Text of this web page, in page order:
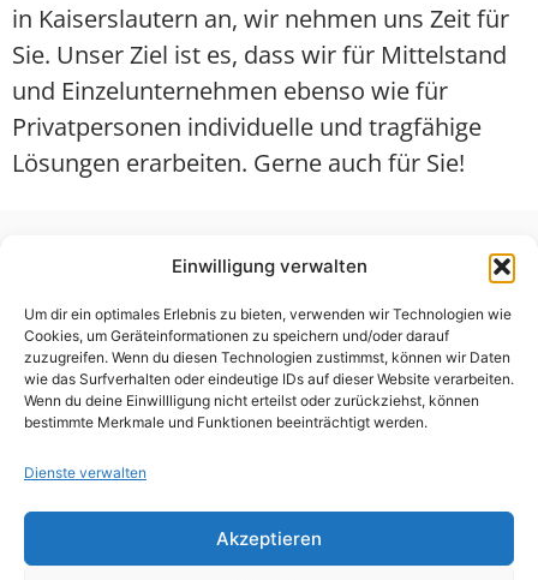
Einwilligung verwalten
Um dir ein optimales Erlebnis zu bieten, verwenden wir Technologien wie
Cookies, um Geräteinformationen zu speichern und/oder darauf
zuzugreifen. Wenn du diesen Technologien zustimmst, können wir Daten
wie das Surfverhalten oder eindeutige IDs auf dieser Website verarbeiten.
Wenn du deine Einwillligung nicht erteilst oder zurückziehst, können
bestimmte Merkmale und Funktionen beeinträchtigt werden.
Dienste verwalten
Akzeptieren
in Kaiserslautern an, wir nehmen uns Zeit für
Sie. Unser Ziel ist es, dass wir für Mittelstand
und Einzelunternehmen ebenso wie für
Privatpersonen individuelle und tragfähige
Lösungen erarbeiten. Gerne auch für Sie!
Bundesverfassungsgericht